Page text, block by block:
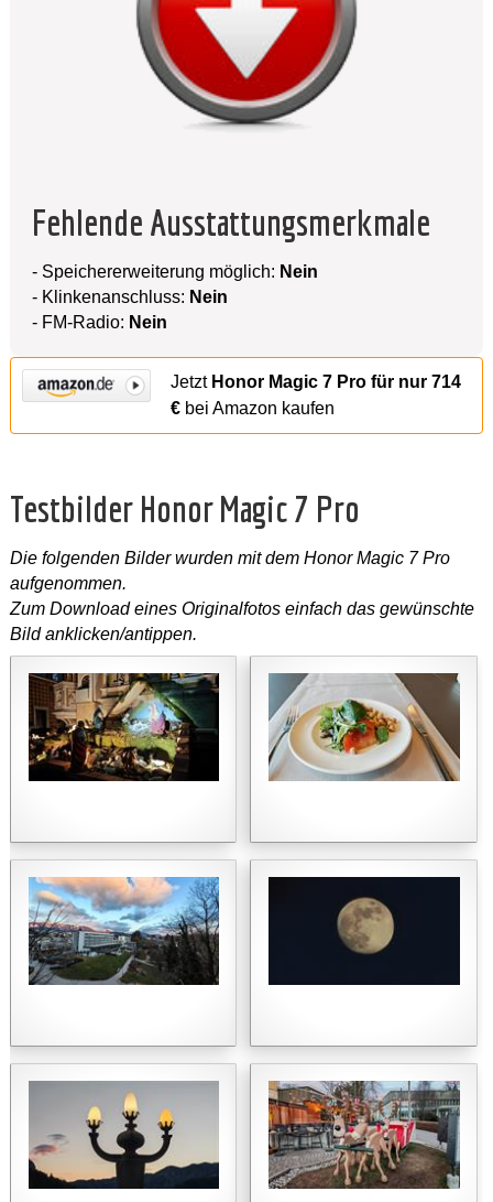
Fehlende Ausstattungsmerkmale
- Speichererweiterung möglich: Nein
- Klinkenanschluss: Nein
- FM-Radio: Nein
Jetzt Honor Magic 7 Pro für nur 714
€bei Amazon kaufen
Testbilder Honor Magic 7 Pro
Die folgenden Bilder wurden mit dem Honor Magic 7 Pro
aufgenommen.
Zum Download eines Originalfotos einfach das gewünschte
Bild anklicken/antippen.